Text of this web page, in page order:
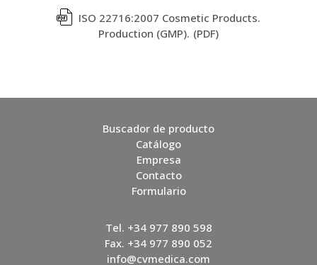
ISO 22716:2007 Cosmetic Products.
Production (GMP).
Buscador de producto
Catálogo
Empresa
Contacto
Formulario
Tel. +34 977 890 598
Fax. +34 977 890 052
info@cvmedica.com